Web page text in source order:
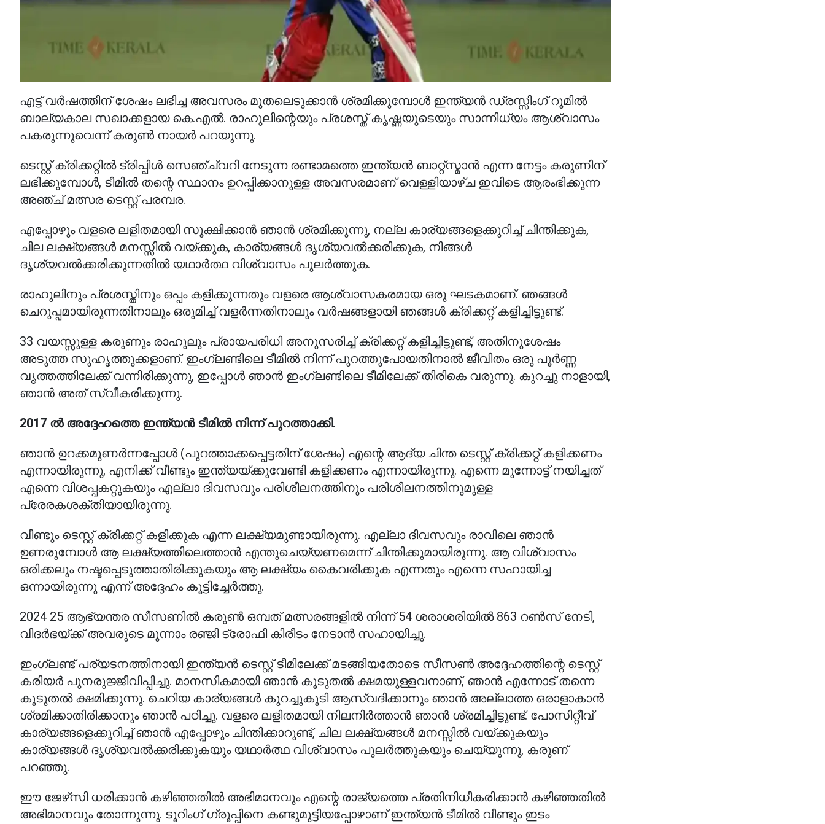
എട്ട് വർഷത്തിന് ശേഷം ലഭിച്ച അവസരം മുതലെടുക്കാൻ ശ്രമിക്കുമ്പോൾ ഇന്ത്യൻ ഡ്രസ്സിംഗ് റൂമിൽ
ബാല്യകാല സഖാക്കളായ കെ.എൽ. രാഹുലിന്റെയും പ്രശസ്ത് കൃഷ്ണയുടെയും സാന്നിധ്യം ആശ്വാസം
പകരുന്നുവെന്ന് കരുൺ നായർ പറയുന്നു.
ടെസ്റ്റ് ക്രിക്കറ്റിൽ ട്രിപ്പിൾ സെഞ്ച്വറി നേടുന്ന രണ്ടാമത്തെ ഇന്ത്യൻ ബാറ്റ്‌സ്മാൻ എന്ന നേട്ടം കരുണിന്
ലഭിക്കുമ്പോൾ, ടീമിൽ തന്റെ സ്ഥാനം ഉറപ്പിക്കാനുള്ള അവസരമാണ് വെള്ളിയാഴ്ച ഇവിടെ ആരംഭിക്കുന്ന
അഞ്ച് മത്സര ടെസ്റ്റ് പരമ്പര.
എപ്പോഴും വളരെ ലളിതമായി സൂക്ഷിക്കാൻ ഞാൻ ശ്രമിക്കുന്നു, നല്ല കാര്യങ്ങളെക്കുറിച്ച് ചിന്തിക്കുക,
ചില ലക്ഷ്യങ്ങൾ മനസ്സിൽ വയ്ക്കുക, കാര്യങ്ങൾ ദൃശ്യവൽക്കരിക്കുക, നിങ്ങൾ
ദൃശ്യവൽക്കരിക്കുന്നതിൽ യഥാർത്ഥ വിശ്വാസം പുലർത്തുക.
രാഹുലിനും പ്രശസ്തിനും ഒപ്പം കളിക്കുന്നതും വളരെ ആശ്വാസകരമായ ഒരു ഘടകമാണ്. ഞങ്ങൾ
ചെറുപ്പമായിരുന്നതിനാലും ഒരുമിച്ച് വളർന്നതിനാലും വർഷങ്ങളായി ഞങ്ങൾ ക്രിക്കറ്റ് കളിച്ചിട്ടുണ്ട്.
33 വയസ്സുള്ള കരുണും രാഹുലും പ്രായപരിധി അനുസരിച്ച് ക്രിക്കറ്റ് കളിച്ചിട്ടുണ്ട്, അതിനുശേഷം
അടുത്ത സുഹൃത്തുക്കളാണ്. ഇംഗ്ലണ്ടിലെ ടീമിൽ നിന്ന് പുറത്തുപോയതിനാൽ ജീവിതം ഒരു പൂർണ്ണ
വൃത്തത്തിലേക്ക് വന്നിരിക്കുന്നു, ഇപ്പോൾ ഞാൻ ഇംഗ്ലണ്ടിലെ ടീമിലേക്ക് തിരികെ വരുന്നു. കുറച്ചു നാളായി,
ഞാൻ അത് സ്വീകരിക്കുന്നു.
2017 ൽ അദ്ദേഹത്തെ ഇന്ത്യൻ ടീമിൽ നിന്ന് പുറത്താക്കി.
ഞാൻ ഉറക്കമുണർന്നപ്പോൾ (പുറത്താക്കപ്പെട്ടതിന് ശേഷം) എന്റെ ആദ്യ ചിന്ത ടെസ്റ്റ് ക്രിക്കറ്റ് കളിക്കണം
എന്നായിരുന്നു, എനിക്ക് വീണ്ടും ഇന്ത്യയ്ക്കുവേണ്ടി കളിക്കണം എന്നായിരുന്നു. എന്നെ മുന്നോട്ട് നയിച്ചത്
എന്നെ വിശപ്പകറ്റുകയും എല്ലാ ദിവസവും പരിശീലനത്തിനും പരിശീലനത്തിനുമുള്ള
പ്രേരകശക്തിയായിരുന്നു.
വീണ്ടും ടെസ്റ്റ് ക്രിക്കറ്റ് കളിക്കുക എന്ന ലക്ഷ്യമുണ്ടായിരുന്നു. എല്ലാ ദിവസവും രാവിലെ ഞാൻ
ഉണരുമ്പോൾ ആ ലക്ഷ്യത്തിലെത്താൻ എന്തുചെയ്യണമെന്ന് ചിന്തിക്കുമായിരുന്നു. ആ വിശ്വാസം
ഒരിക്കലും നഷ്ടപ്പെടുത്താതിരിക്കുകയും ആ ലക്ഷ്യം കൈവരിക്കുക എന്നതും എന്നെ സഹായിച്ച
ഒന്നായിരുന്നു എന്ന് അദ്ദേഹം കൂട്ടിച്ചേർത്തു.
2024 25 ആഭ്യന്തര സീസണിൽ കരുൺ ഒമ്പത് മത്സരങ്ങളിൽ നിന്ന് 54 ശരാശരിയിൽ 863 റൺസ് നേടി,
വിദർഭയ്ക്ക് അവരുടെ മൂന്നാം രഞ്ജി ട്രോഫി കിരീടം നേടാൻ സഹായിച്ചു.
ഇംഗ്ലണ്ട് പര്യടനത്തിനായി ഇന്ത്യൻ ടെസ്റ്റ് ടീമിലേക്ക് മടങ്ങിയതോടെ സീസൺ അദ്ദേഹത്തിന്റെ ടെസ്റ്റ്
കരിയർ പുനരുജ്ജീവിപ്പിച്ചു. മാനസികമായി ഞാൻ കൂടുതൽ ക്ഷമയുള്ളവനാണ്, ഞാൻ എന്നോട് തന്നെ
കൂടുതൽ ക്ഷമിക്കുന്നു. ചെറിയ കാര്യങ്ങൾ കുറച്ചുകൂടി ആസ്വദിക്കാനും ഞാൻ അല്ലാത്ത ഒരാളാകാൻ
ശ്രമിക്കാതിരിക്കാനും ഞാൻ പഠിച്ചു. വളരെ ലളിതമായി നിലനിർത്താൻ ഞാൻ ശ്രമിച്ചിട്ടുണ്ട്. പോസിറ്റീവ്
കാര്യങ്ങളെക്കുറിച്ച് ഞാൻ എപ്പോഴും ചിന്തിക്കാറുണ്ട്, ചില ലക്ഷ്യങ്ങൾ മനസ്സിൽ വയ്ക്കുകയും
കാര്യങ്ങൾ ദൃശ്യവൽക്കരിക്കുകയും യഥാർത്ഥ വിശ്വാസം പുലർത്തുകയും ചെയ്യുന്നു, കരുണ്
പറഞ്ഞു.
ഈ ജേഴ്‌സി ധരിക്കാൻ കഴിഞ്ഞതിൽ അഭിമാനവും എന്റെ രാജ്യത്തെ പ്രതിനിധീകരിക്കാൻ കഴിഞ്ഞതിൽ
അഭിമാനവും തോന്നുന്നു. ടൂറിംഗ് ഗ്രൂപ്പിനെ കണ്ടുമുട്ടിയപ്പോഴാണ് ഇന്ത്യൻ ടീമിൽ വീണ്ടും ഇടം